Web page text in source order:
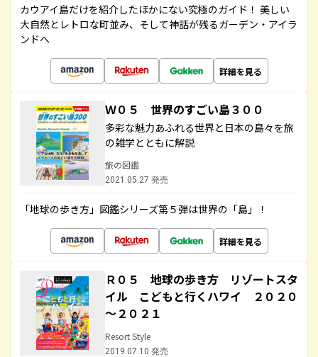
カウアイ島だけを紹介したほかにない究極のガイド！ 美しい
大自然とレトロな町並み、そして神話が残るガーデン・アイラ
ンドへ
詳細を見る
Ｗ０５ 世界のすごい島３００
多彩な魅力あふれる世界と日本の島々を旅
の雑学とともに解説
旅の図鑑
2021.05.27 発売
「地球の歩き方」図鑑シリーズ第５弾は世界の「島」！
詳細を見る
Ｒ０５ 地球の歩き方 リゾートスタ
イル こどもと行くハワイ ２０２０
～２０２１
Resort Style
2019.07.10 発売